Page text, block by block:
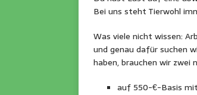
Bei uns steht Tierwohl
Was viele nicht wissen:
und genau dafür suchen
haben, brauchen wir zwei
auf 550-€-Basis